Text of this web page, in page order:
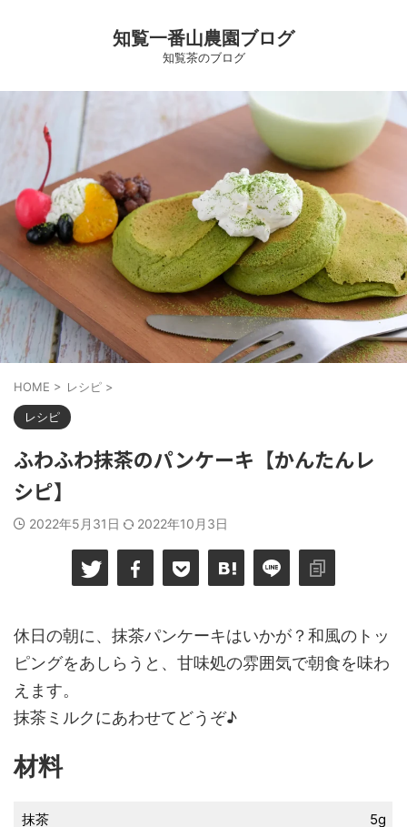
知覧一番山農園ブログ
知覧茶のブログ
HOME > レシピ >
レシピ
ふわふわ抹茶のパンケーキ【かんたんレ
シピ】
2022年5月31日 2022年10月3日
休日の朝に、抹茶パンケーキはいかが？和風のトッ
ピングをあしらうと、甘味処の雰囲気で朝食を味わ
えます。
抹茶ミルクにあわせてどうぞ♪
材料
抹茶 5g